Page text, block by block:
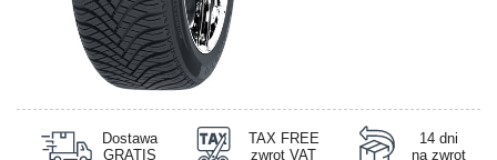
Dostawa
GRATIS
TAX FREE
zwrot VAT
14 dni
na zwrot